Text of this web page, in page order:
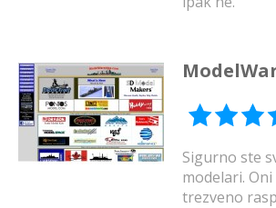
Sigurno ste
modelari.
trezveno